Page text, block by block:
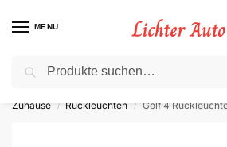
MENU
⚡ 10 % Rabatt für Neukunden.
Zuhause / Rückleuchten / Golf 4